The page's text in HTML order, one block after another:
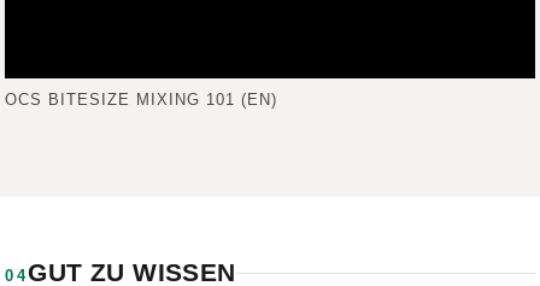
OCS BITESIZE MIXING 101 (EN)
04GUT ZU WISSEN